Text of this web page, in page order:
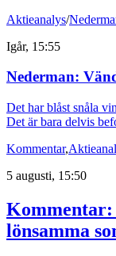
Aktieanalys/
Igår, 15:55
Nederman:
Det har blåst snåla
Det är bara delvis
Kommentar,
5 augusti, 15:50
Kommentar:
lönsamma